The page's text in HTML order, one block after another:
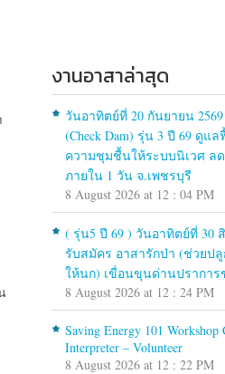
งานอาสาล่าสุด
วันอาทิตย์ที่ 20 กันยายน
(Check Dam) รุ่น 3 ปี 69 ดู
ความชุมชื้นให้ระบบนิเวศ ล
ภายใน 1 วัน จ.เพชรบุรี
8 August 2026 at 12 : 04 PM
( รุ่น5 ปี 69 ) วันอาทิตย์ที่ 30
รับสมัคร อาสารักป่า (ช่วยป
ให้นก) เขื่อนขุนด่านปราการ
8 August 2026 at 12 : 24 PM
Saving Energy 101 Workshop
Interpreter – Volunteer
8 August 2026 at 12 : 22 PM